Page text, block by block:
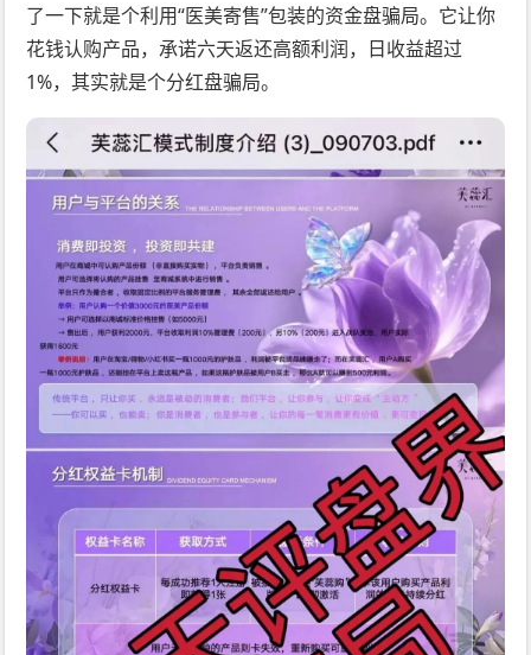
了一下就是个利用“医美寄售”包装的资金盘骗局。它让你
花钱认购产品，承诺六天返还高额利润，日收益超过
1%，其实就是个分红盘骗局。